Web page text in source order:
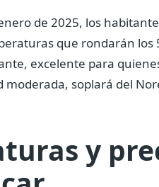
de 2025, los
que rondarán
excelente para
moderada, soplará del
y